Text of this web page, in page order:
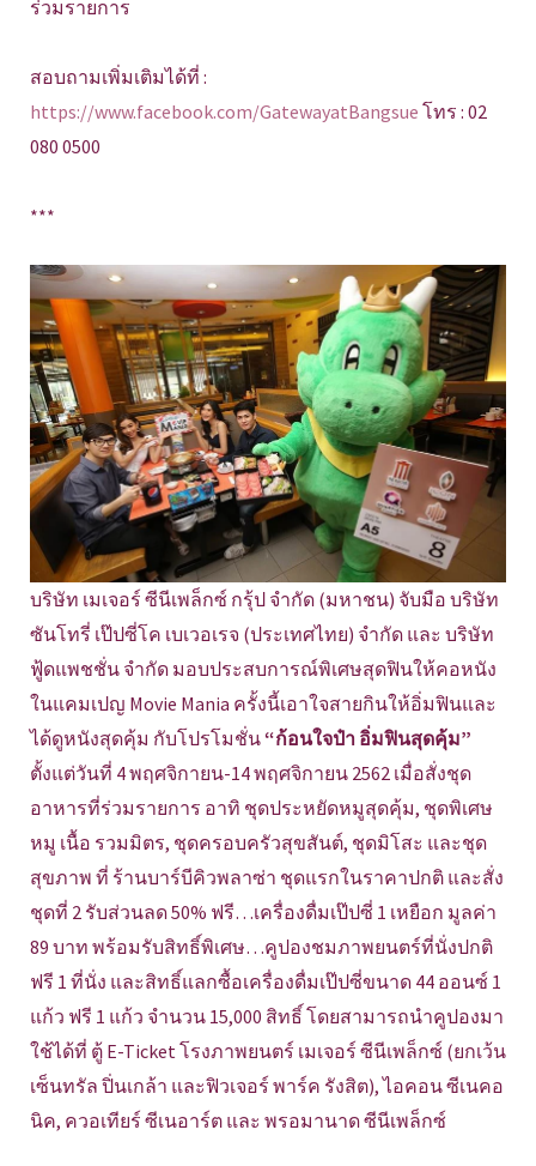
ร่วมรายการ
สอบถามเพิ่มเติมได้ที่ :
https://www.facebook.com/GatewayatBangsue โทร : 02
080 0500
***
บริษัท เมเจอร์ ซีนีเพล็กซ์ กรุ้ป จำกัด (มหาชน) จับมือ บริษัท
ซันโทรี่ เป๊ปซี่โค เบเวอเรจ (ประเทศไทย) จำกัด และ บริษัท
ฟู้ดแพชชั่น จำกัด มอบประสบการณ์พิเศษสุดฟินให้คอหนัง
ในแคมเปญ Movie Mania ครั้งนี้เอาใจสายกินให้อิ่มฟินและ
ได้ดูหนังสุดคุ้ม กับโปรโมชั่น“ก้อนใจป๋า อิ่มฟินสุดคุ้ม”
ตั้งแต่วันที่ 4 พฤศจิกายน-14 พฤศจิกายน 2562 เมื่อสั่งชุด
อาหารที่ร่วมรายการ อาทิ ชุดประหยัดหมูสุดคุ้ม, ชุดพิเศษ
หมู เนื้อ รวมมิตร, ชุดครอบครัวสุขสันต์, ชุดมิโสะ และชุด
สุขภาพ ที่ ร้านบาร์บีคิวพลาซ่า ชุดแรกในราคาปกติ และสั่ง
ชุดที่ 2 รับส่วนลด 50% ฟรี…เครื่องดื่มเป๊ปซี่ 1 เหยือก มูลค่า
89 บาท พร้อมรับสิทธิ์พิเศษ…คูปองชมภาพยนตร์ที่นั่งปกติ
ฟรี 1 ที่นั่ง และสิทธิ์แลกซื้อเครื่องดื่มเป๊ปซี่ขนาด 44 ออนซ์ 1
แก้ว ฟรี 1 แก้ว จำนวน 15,000 สิทธิ์ โดยสามารถนำคูปองมา
ใช้ได้ที่ ตู้ E-Ticket โรงภาพยนตร์ เมเจอร์ ซีนีเพล็กซ์ (ยกเว้น
เซ็นทรัล ปิ่นเกล้า และฟิวเจอร์ พาร์ค รังสิต), ไอคอน ซีเนคอ
นิค, ควอเทียร์ ซีเนอาร์ต และ พรอมานาด ซีนีเพล็กซ์